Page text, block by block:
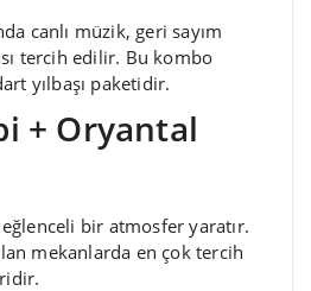
canlı müzik, geri sayım
tercih edilir. Bu kombo
yılbaşı paketidir.
+ Oryantal
bir atmosfer yaratır.
mekanlarda en çok tercih